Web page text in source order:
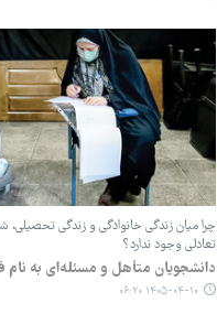
چرا میان زندگی خانوادگی و زندگی تحصیلی،
تعادلی وجود ندارد؟
دانشجویان متأهل و مسئله‌ای به نام
۱۴۰۵-۰۴-۱۰ ۰۶:۲۰